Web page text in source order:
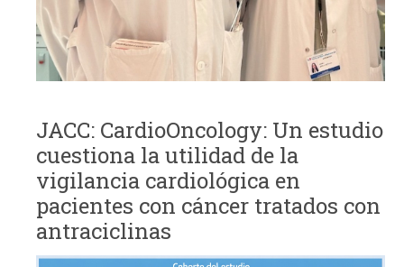
JACC: CardioOncology: Un estudio
cuestiona la utilidad de la
vigilancia cardiológica en
pacientes con cáncer tratados con
antraciclinas